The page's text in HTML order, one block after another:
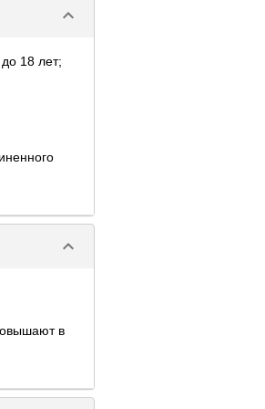
keyboard_arrow_down
18 лет;
keyboard_arrow_down
в